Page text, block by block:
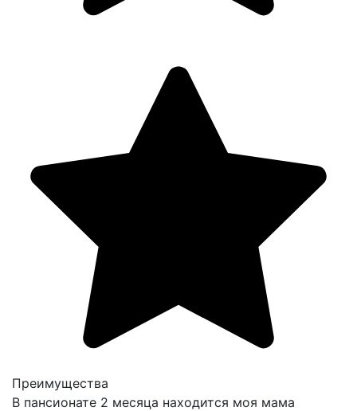
Преимущества
В пансионате 2 месяца находится моя мама